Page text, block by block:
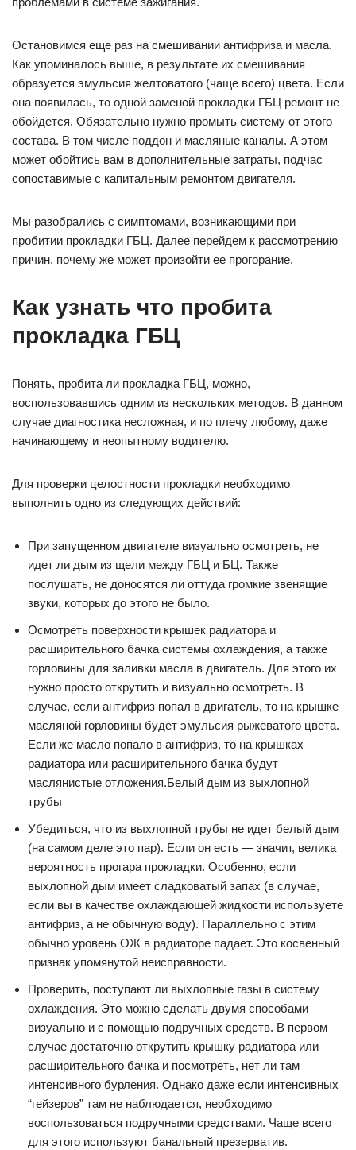
Остановимся еще раз на смешивании антифриза и масла.
Как упоминалось выше, в результате их смешивания
образуется эмульсия желтоватого (чаще всего) цвета. Если
она появилась, то одной заменой прокладки ГБЦ ремонт не
обойдется. Обязательно нужно промыть систему от этого
состава. В том числе поддон и масляные каналы. А этом
может обойтись вам в дополнительные затраты, подчас
сопоставимые с капитальным ремонтом двигателя.
Мы разобрались с симптомами, возникающими при
пробитии прокладки ГБЦ. Далее перейдем к рассмотрению
причин, почему же может произойти ее прогорание.
Как узнать что пробита
прокладка ГБЦ
Понять, пробита ли прокладка ГБЦ, можно,
воспользовавшись одним из нескольких методов. В данном
случае диагностика несложная, и по плечу любому, даже
начинающему и неопытному водителю.
Для проверки целостности прокладки необходимо
выполнить одно из следующих действий:
При запущенном двигателе визуально осмотреть, не
идет ли дым из щели между ГБЦ и БЦ. Также
послушать, не доносятся ли оттуда громкие звенящие
звуки, которых до этого не было.
Осмотреть поверхности крышек радиатора и
расширительного бачка системы охлаждения, а также
горловины для заливки масла в двигатель. Для этого их
нужно просто открутить и визуально осмотреть. В
случае, если антифриз попал в двигатель, то на крышке
масляной горловины будет эмульсия рыжеватого цвета.
Если же масло попало в антифриз, то на крышках
радиатора или расширительного бачка будут
маслянистые отложения.Белый дым из выхлопной
трубы
Убедиться, что из выхлопной трубы не идет белый дым
(на самом деле это пар). Если он есть — значит, велика
вероятность прогара прокладки. Особенно, если
выхлопной дым имеет сладковатый запах (в случае,
если вы в качестве охлаждающей жидкости используете
антифриз, а не обычную воду). Параллельно с этим
обычно уровень ОЖ в радиаторе падает. Это косвенный
признак упомянутой неисправности.
Проверить, поступают ли выхлопные газы в систему
охлаждения. Это можно сделать двумя способами —
визуально и с помощью подручных средств. В первом
случае достаточно открутить крышку радиатора или
расширительного бачка и посмотреть, нет ли там
интенсивного бурления. Однако даже если интенсивных
“гейзеров” там не наблюдается, необходимо
воспользоваться подручными средствами. Чаще всего
для этого используют банальный презерватив.